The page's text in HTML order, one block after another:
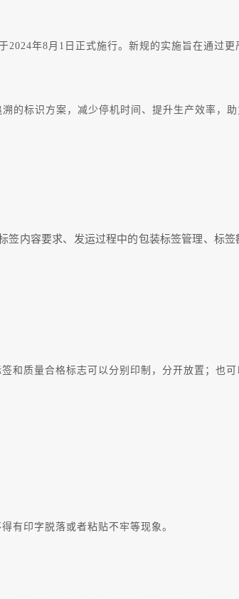
年8月1日正式施行。新规的实施旨在通过更
的标识方案，减少停机时间、提升生产效率，
签内容要求、发运过程中的包装标签管理、标
质量合格标志可以分别印制，分开放置；也可
得有印字脱落或者粘贴不牢等现象。